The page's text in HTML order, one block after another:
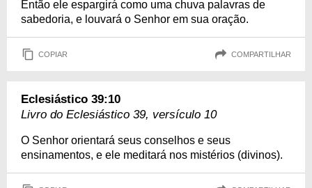
Então ele espargirá como uma chuva palavras de
sabedoria, e louvará o Senhor em sua oração.
COPIAR COMPARTILHAR
Eclesiástico 39:10
Livro do Eclesiástico 39, versículo 10
O Senhor orientará seus conselhos e seus
ensinamentos, e ele meditará nos mistérios (divinos).